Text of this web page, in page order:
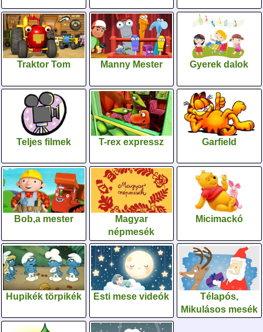
Traktor Tom Manny Mester Gyerek dalok
Teljes filmek T-rex expressz Garfield
Bob,a mester
Magyar
népmesék
Micimackó
Hupikék törpikék Esti mese videók
Télapós,
Mikulásos mesék